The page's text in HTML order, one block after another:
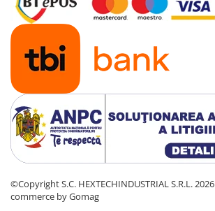
©Copyright S.C. HEXTECHINDUSTRIAL S.R.L. 2026
commerce by Gomag